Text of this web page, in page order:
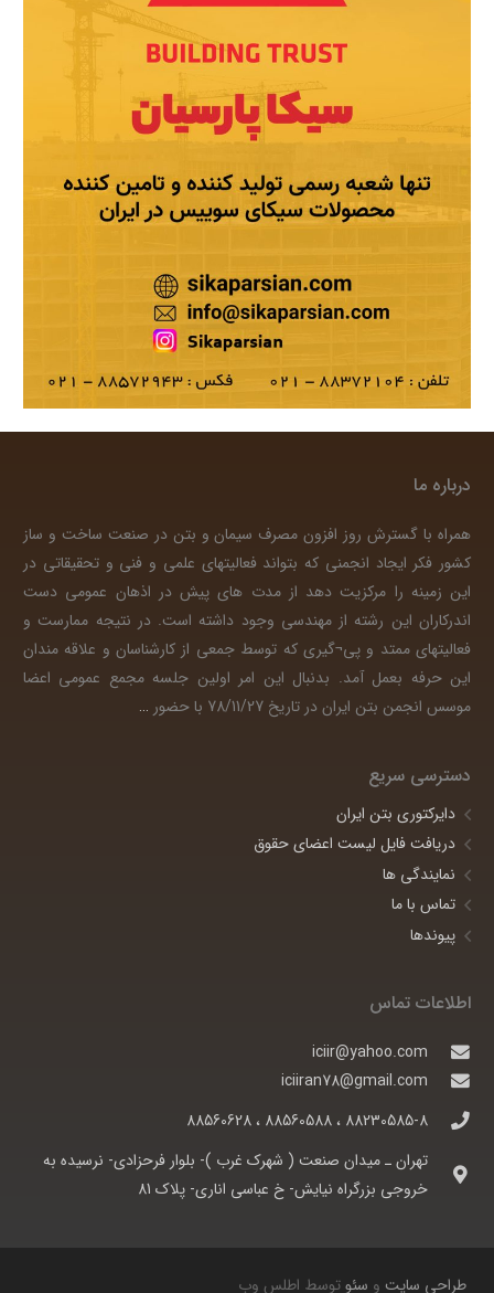
درباره ما
همراه با گسترش روز افزون مصرف سیمان و بتن در صنعت ساخت و ساز
کشور فکر ایجاد انجمنی که بتواند فعالیتهای علمی و فنی و تحقیقاتی در
این زمینه را مرکزیت دهد از مدت های پیش در اذهان عمومی دست
اندرکاران این رشته از مهندسی وجود داشته است. در نتیجه ممارست و
فعالیتهای ممتد و پی¬گیری که توسط جمعی از کارشناسان و علاقه مندان
این حرفه بعمل آمد. بدنبال این امر اولین جلسه مجمع عمومی اعضا
موسس انجمن بتن ایران در تاریخ 78/11/27 با حضور
…
دسترسی سریع
دایرکتوری بتن ایران
دریافت فایل لیست اعضای حقوق
نمایندگی ها
تماس با ما
پیوندها
اطلاعات تماس
iciir@yahoo.com
iciiran78@gmail.com
88230585-8 ، 88560588 ، 88560628
تهران ـ ميدان صنعت ( شهرک غرب )- بلوار فرحزادی- نرسيده به
خروجی بزرگراه نيايش- خ عباسی اناری- پلاک 81
طراحی سایت و سئوتوسط اطلس وب